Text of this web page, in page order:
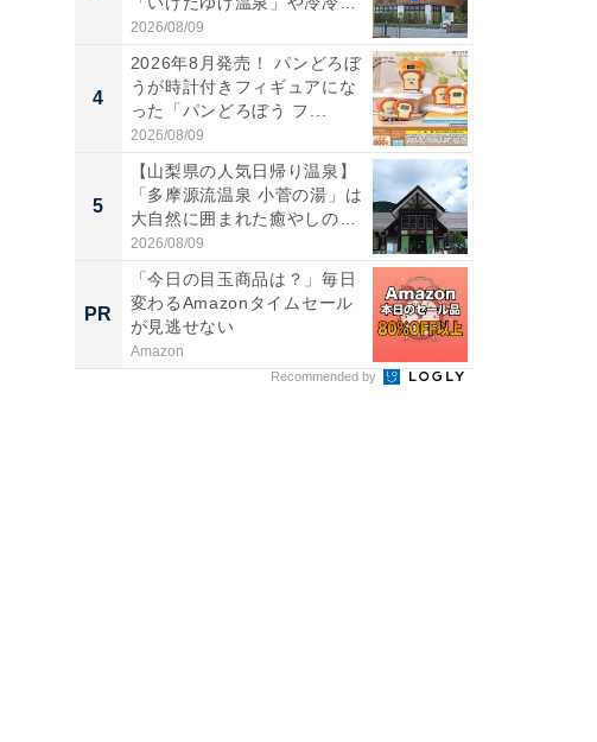
代浴...
2026/08/09
4
2026年8月発売！ パンどろぼ
うが時計付きフィギュアにな
った「パンどろぼう フ...
2026/08/09
5
【山梨県の人気日帰り温泉】
「多摩源流温泉 小菅の湯」は
大自然に囲まれた癒やしの
施...
2026/08/09
PR
「今日の目玉商品は？」毎日
変わるAmazonタイムセール
が見逃せない
Amazon
Recommended by